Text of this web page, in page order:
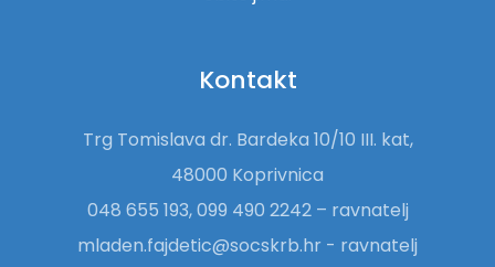
Kontakt
Trg Tomislava dr. Bardeka 10/10 III. kat,
48000 Koprivnica
048 655 193, 099 490 2242 – ravnatelj
mladen.fajdetic@socskrb.hr - ravnatelj